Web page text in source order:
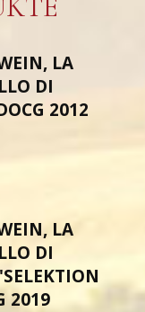
LA
DI
2012
LA
DI
2019